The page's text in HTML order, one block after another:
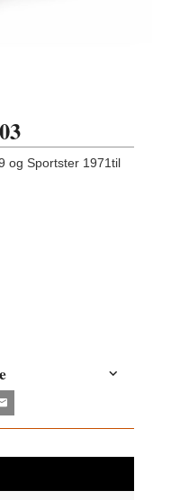
og Sportster 1971til